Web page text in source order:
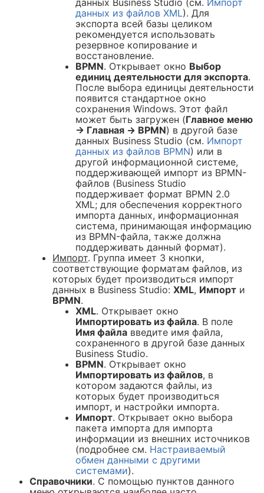
данных Business Studio (см. Импорт
данных из файлов XML). Для
экспорта всей базы целиком
рекомендуется использовать
резервное копирование и
восстановление.
BPMN. Открывает окно Выбор
единиц деятельности для экспорта.
После выбора единицы деятельности
появится стандартное окно
сохранения Windows. Этот файл
может быть загружен (Главное меню
→ Главная → BPMN) в другой базе
данных Business Studio (см. Импорт
данных из файлов BPMN) или в
другой информационной системе,
поддерживающей импорт из BPMN-
файлов (Business Studio
поддерживает формат BPMN 2.0
XML; для обеспечения корректного
импорта данных, информационная
система, принимающая информацию
из BPMN-файла, также должна
поддерживать данный формат).
Импорт. Группа имеет 3 кнопки,
соответствующие форматам файлов, из
которых будет производиться импорт
данных в Business Studio:XML, Импорт и
BPMN.
XML. Открывает окно
Импортировать из файла. В поле
Имя файла введите имя файла,
сохраненного в другой базе данных
Business Studio.
BPMN. Открывает окно
Импортировать из файлов, в
котором задаются файлы, из
которых будет производиться
импорт, и настройки импорта.
Импорт. Открывает окно выбора
пакета импорта для импорта
информации из внешних источников
(подробнее см. Настраиваемый
обмен данными с другими
системами).
Справочники. С помощью пунктов данного